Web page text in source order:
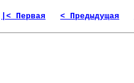
|< Первая < Предыдущая